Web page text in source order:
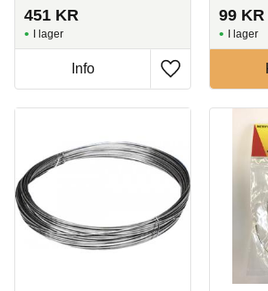
451 KR
Lägg till i
I lager
Info
99 KR
I lager